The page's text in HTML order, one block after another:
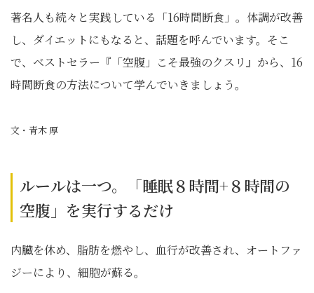
著名人も続々と実践している「16時間断食」。体調が改善
し、ダイエットにもなると、話題を呼んでいます。そこ
で、ベストセラー『「空腹」こそ最強のクスリ』から、16
時間断食の方法について学んでいきましょう。
文・青木 厚
ルールは一つ。「睡眠８時間+８時間の
空腹」を実行するだけ
内臓を休め、脂肪を燃やし、血行が改善され、オートファ
ジーにより、細胞が蘇る。